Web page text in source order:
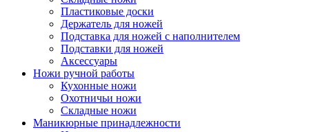
Пластиковые доски
Держатель для ножей
Подставка для ножей с наполнителем
Подставки для ножей
Аксессуары
Ножи ручной работы
Кухонные ножи
Охотничьи ножи
Складные ножи
Маникюрные принадлежности